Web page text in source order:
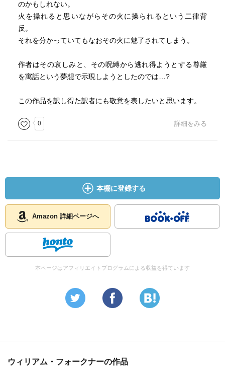
のかもしれない。
火を操れると思いながらその火に操られるという二律背
反。
それを分かっていてもなおその火に魅了されてしまう。
作者はその哀しみと、その呪縛から逃れ得ようとする尊厳
を寓話という夢想で示現しようとしたのでは…?
この作品を訳し得た訳者にも敬意を表したいと思います。
0 詳細をみる
本棚に登録する
Amazon 詳細ページへ
本ページはアフィリエイトプログラムによる収益を得ています
ウィリアム・フォークナーの作品